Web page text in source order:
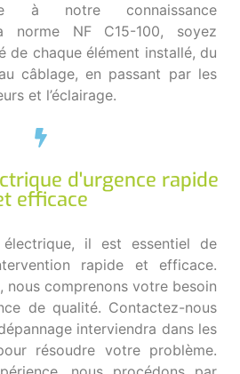
à notre connaissance
norme NF C15-100, soyez
de chaque élément installé, du
câblage, en passant par les
et l’éclairage.
d'urgence rapide
efficace
il est essentiel de
rapide et efficace.
nous comprenons votre besoin
de qualité. Contactez-nous
interviendra dans les
résoudre votre problème.